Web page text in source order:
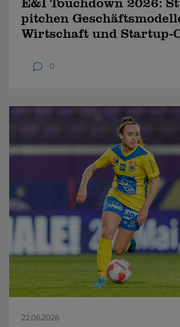
E&I Touchdown 2026:
pitchen
Wirtschaft und Startup-
0
22.06.2026